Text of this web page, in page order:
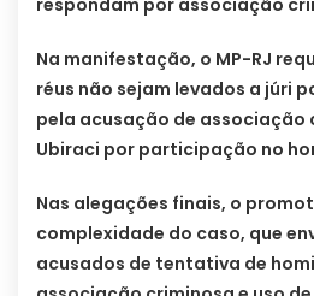
respondam por associação
Na manifestação, o MP-RJ
réus não sejam levados a júri
pela acusação de associação
Ubiraci por participação no
Nas alegações finais, o
complexidade do caso, que
acusados de tentativa de